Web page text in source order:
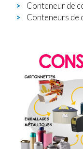
Conteneur de
Conteneurs de